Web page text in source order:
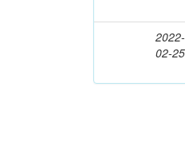
2022-
02-25